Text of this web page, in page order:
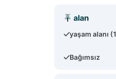
alan
yaşam alanı
Bağımsız